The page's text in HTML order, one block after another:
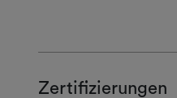
Zertifizierungen